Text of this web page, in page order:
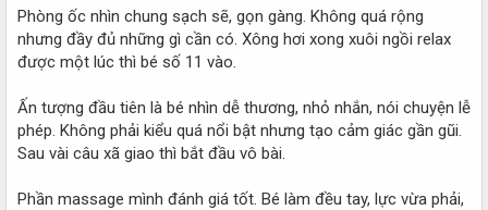
Phòng ốc nhìn chung sạch sẽ, gọn gàng. Không quá rộng
nhưng đầy đủ những gì cần có. Xông hơi xong xuôi ngồi relax
được một lúc thì bé số 11 vào.
Ấn tượng đầu tiên là bé nhìn dễ thương, nhỏ nhắn, nói chuyện lễ
phép. Không phải kiểu quá nổi bật nhưng tạo cảm giác gần gũi.
Sau vài câu xã giao thì bắt đầu vô bài.
Phần massage mình đánh giá tốt. Bé làm đều tay, lực vừa phải,